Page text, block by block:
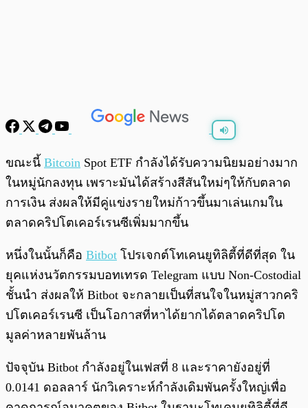
พร้อมเล่น /0:00
ขณะนี้ Bitcoin Spot ETF กำลังได้รับความนิยมอย่างมาก
ในหมู่นักลงทุน เพราะมันได้สร้างสีสันใหม่ๆให้กับตลาด
การเงิน ส่งผลให้มีคู่แข่งรายใหม่ก้าวขึ้นมาเล่นเกมใน
ตลาดคริปโตเคอร์เรนซีเพิ่มมากขึ้น
หนึ่งในนั้นก็คือ Bitbot โปรเจกต์โทเคนยูทิลิตี้ที่ดีที่สุด ใน
ยุคแห่งนวัตกรรมบอทเทรด Telegram แบบ Non-Costodial
ชั้นนำ ส่งผลให้ Bitbot จะกลายเป็นที่สนใจในหมู่สาวกคริ
ปโตเคอร์เรนซี เป็นโอกาสที่หาได้ยากได้ตลาดคริปโต
มูลค่าหลายพันล้าน
ปัจจุบัน Bitbot กำลังอยู่ในเฟสที่ 8 และราคายังอยู่ที่
0.0141 ดอลลาร์ นักวิเคราะห์กำลังเดิมพันครั้งใหญ่เพื่อ